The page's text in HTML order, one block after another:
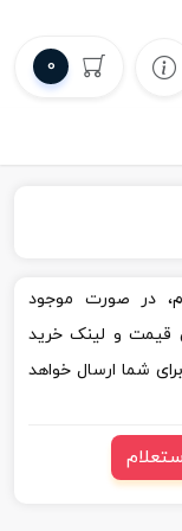
0
در صورت موجود
قیمت و لینک خرید
شما ارسال خواهد